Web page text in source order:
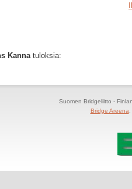
Kannatuloksia:
Suomen Bridgeliitto -
Bridge Areena